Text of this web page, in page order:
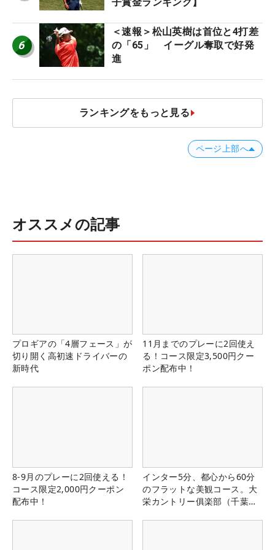
6
＜速報＞松山英樹は首位と4打差
の「65」 イーグル奪取で好発
進
ランキングをもっと見る
ページ上部へ
オススメの記事
プロギアの「4層フェース」が
切り開く高初速ドライバーの
新時代
11月までのプレーに2回使え
る！コース限定3,500円クー
ポン配布中！
8-9月のプレーに2回使える！
コース限定2,000円クーポン
配布中！
インター5分、都心から60分
のフラットな美観コース。大
栄カントリー俱楽部（千葉